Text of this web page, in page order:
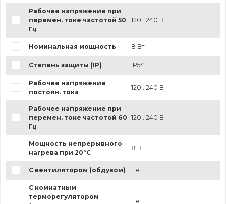
Рабочее напряжение при
перемен. токе частотой 50
Гц
120...240 В
Номинальная мощность 8 Вт
Степень защиты (IP) IP54
Рабочее напряжение
постоян. тока
120...240 В
Рабочее напряжение при
перемен. токе частотой 60
Гц
120...240 В
Мощность непрерывного
нагрева при 20°C
8 Вт
С вентилятором (обдувом) Нет
С комнатным
терморегулятором
Нет